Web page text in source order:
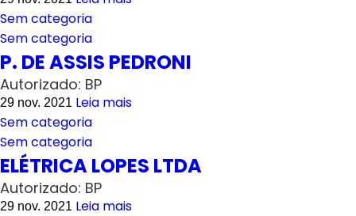
Sem categoria
Sem categoria
P. DE ASSIS PEDRONI
Autorizado: BP
29 nov. 2021 Leia mais
Sem categoria
Sem categoria
ELÉTRICA LOPES LTDA
Autorizado: BP
29 nov. 2021 Leia mais